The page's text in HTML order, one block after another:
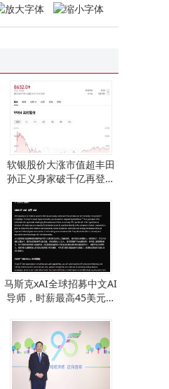
蔚来汽车在丽水新设销售服务公司 注册资本500万聚焦新能源领域
星尘智能与星源智同日官宣大额融资，累计均超10亿元引关注
软银股价大涨市值超丰田
孙正义身家破千亿再登亚
马斯克xAI全球招募中文AI
导师，时薪最高45美元，